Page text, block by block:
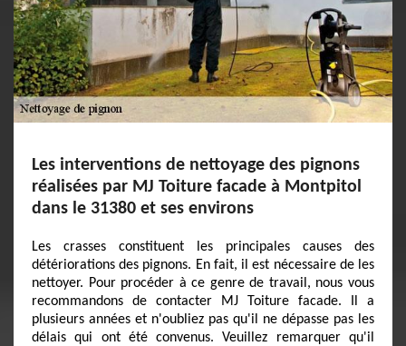
Les interventions de nettoyage des pignons
réalisées par MJ Toiture facade à Montpitol
dans le 31380 et ses environs
Les crasses constituent les principales causes des
détériorations des pignons. En fait, il est nécessaire de les
nettoyer. Pour procéder à ce genre de travail, nous vous
recommandons de contacter MJ Toiture facade. Il a
plusieurs années et n'oubliez pas qu'il ne dépasse pas les
délais qui ont été convenus. Veuillez remarquer qu'il